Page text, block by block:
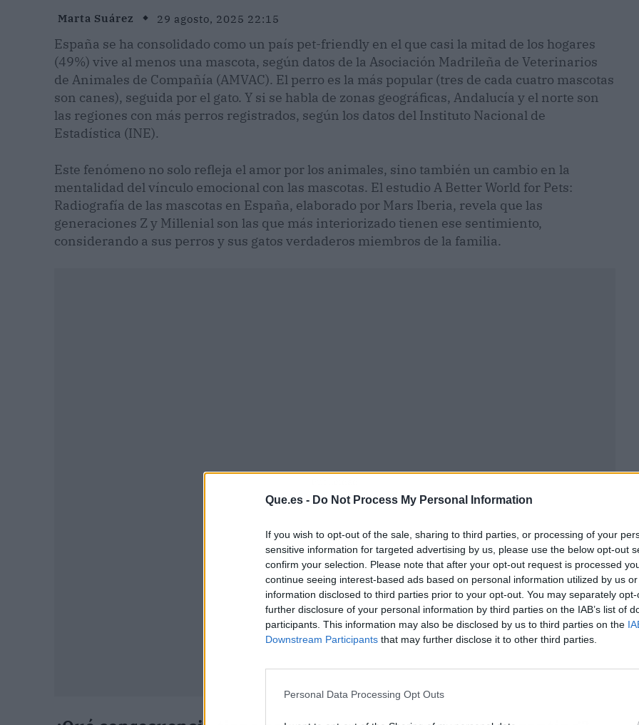
Que.es - Do Not Process My Personal Information
If you wish to opt-out of the sale, sharing to third parties, or processing of your
sensitive information for targeted advertising by us, please use the below opt-out
confirm your selection. Please note that after your opt-out request is processed
continue seeing interest-based ads based on personal information utilized by us
information disclosed to third parties prior to your opt-out. You may separately
further disclosure of your personal information by third parties on the IAB’s list of
participants. This information may also be disclosed by us to third parties on the
Downstream Participants that may further disclose it to other third parties.
Personal Data Processing Opt Outs
Marta Suárez 29 agosto, 2025 22:15
España se ha consolidado como un país pet-friendly en el que casi la mitad de los hogares
(49%) vive al menos una mascota, según datos de la Asociación Madrileña de Veterinarios
de Animales de Compañía (AMVAC). El perro es la más popular (tres de cada cuatro mascotas
son canes), seguida por el gato. Y si se habla de zonas geográficas, Andalucía y el norte son
las regiones con más perros registrados, según los datos del Instituto Nacional de
Estadística (INE).
Este fenómeno no solo refleja el amor por los animales, sino también un cambio en la
mentalidad del vínculo emocional con las mascotas. El estudio A Better World for Pets:
Radiografía de las mascotas en España, elaborado por Mars Iberia, revela que las
generaciones Z y Millenial son las que más interiorizado tienen ese sentimiento,
considerando a sus perros y sus gatos verdaderos miembros de la familia.